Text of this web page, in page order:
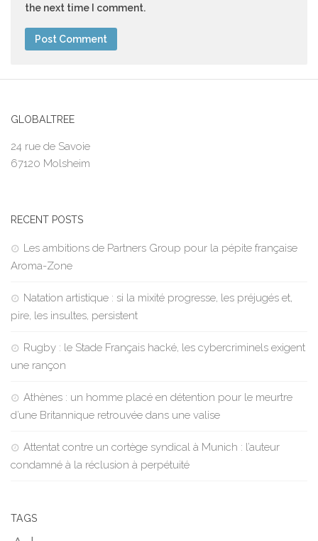
the next time I comment.
GLOBALTREE
24 rue de Savoie
67120 Molsheim
RECENT POSTS
Les ambitions de Partners Group pour la pépite française
Aroma-Zone
Natation artistique : si la mixité progresse, les préjugés et,
pire, les insultes, persistent
Rugby : le Stade Français hacké, les cybercriminels exigent
une rançon
Athènes : un homme placé en détention pour le meurtre
d’une Britannique retrouvée dans une valise
Attentat contre un cortège syndical à Munich : l’auteur
condamné à la réclusion à perpétuité
TAGS